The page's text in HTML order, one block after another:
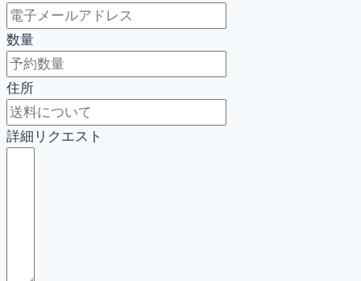
数量
住所
詳細リクエスト